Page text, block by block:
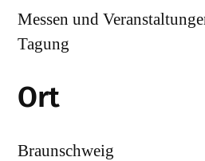
Messen und
Tagung
Ort
Braunschweig